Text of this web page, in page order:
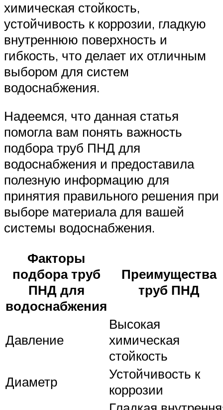
химическая стойкость,
устойчивость к коррозии, гладкую
внутреннюю поверхность и
гибкость, что делает их отличным
выбором для систем
водоснабжения.
Надеемся, что данная статья
помогла вам понять важность
подбора труб ПНД для
водоснабжения и предоставила
полезную информацию для
принятия правильного решения при
выборе материала для вашей
системы водоснабжения.
Факторы
подбора труб
ПНД для
водоснабжения
Преимущества
труб ПНД
Давление
Высокая
химическая
стойкость
Диаметр
Устойчивость к
коррозии